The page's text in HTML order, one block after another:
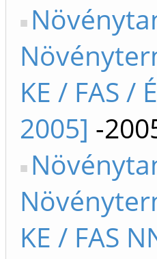
KE / FAS /
2005] -
KE / FAS